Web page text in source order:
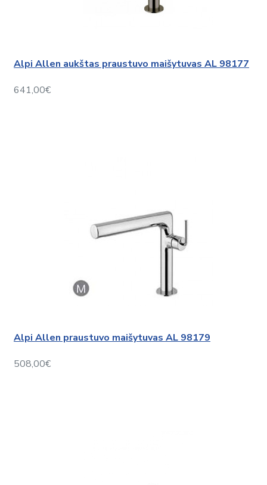
Alpi Allen aukštas praustuvo maišytuvas AL 98177
641,00€
Alpi Allen praustuvo maišytuvas AL 98179
508,00€